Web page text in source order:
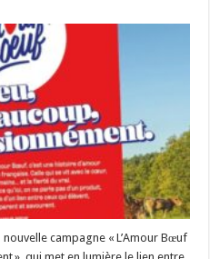
laitière
campagne « L’Amour Bœuf